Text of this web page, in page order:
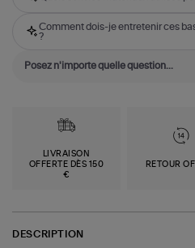
Comment dois-je entretenir ces
?
LIVRAISON
OFFERTE DÈS 150
€
RETOUR
DESCRIPTION